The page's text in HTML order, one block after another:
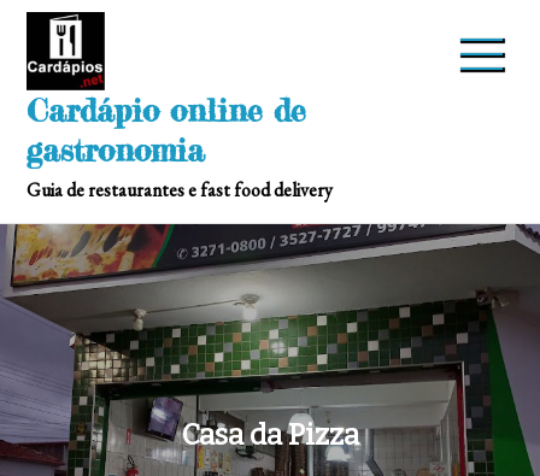
Skip
Cardápio online de
gastronomia
Guia de restaurantes e fast food delivery
Casa da Pizza